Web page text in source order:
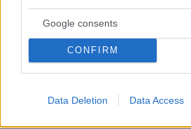
Google consents
CONFIRM
Data Deletion Data Access